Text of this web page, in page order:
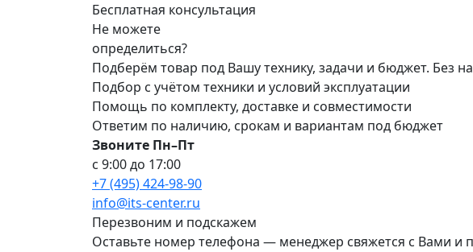
Бесплатная консультация
Не можете
определиться?
Подберём товар под Вашу технику, задачи и бюджет. Без
Подбор с учётом техники и условий эксплуатации
Помощь по комплекту, доставке и совместимости
Ответим по наличию, срокам и вариантам под бюджет
Звоните Пн–Пт
с 9:00 до 17:00
+7 (495) 424-98-90
info@its-center.ru
Перезвоним и подскажем
Оставьте номер телефона — менеджер свяжется с Вами и